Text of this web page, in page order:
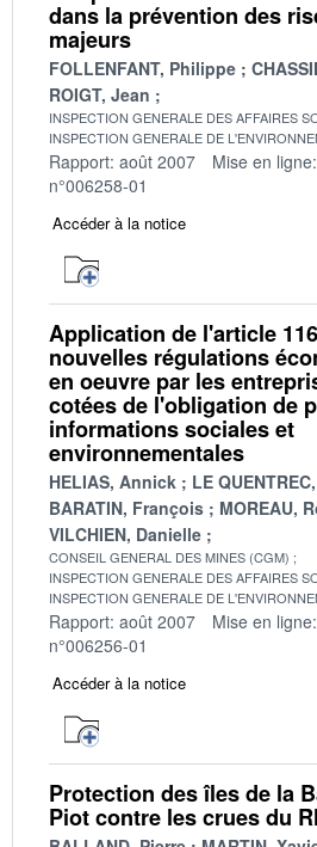
dans la prévention des
majeurs
FOLLENFANT, Philippe
ROIGT, Jean
INSPECTION GENERALE DES AFFAIRES
INSPECTION GENERALE DE
Rapport: août 2007 Mise en
n°006258-01
Accéder à la notice
Application de l'article
nouvelles régulations
en oeuvre par les
cotées de l'obligation de
informations sociales et
environnementales
HELIAS, Annick
LE
BARATIN, François
MOREAU,
VILCHIEN, Danielle
CONSEIL GENERAL DES MINES (CGM)
INSPECTION GENERALE DES AFFAIRES
INSPECTION GENERALE DE
Rapport: août 2007 Mise en
n°006256-01
Accéder à la notice
Protection des îles de la
Piot contre les crues du